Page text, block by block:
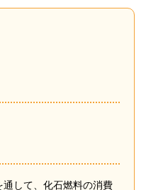
して、化石燃料の消費